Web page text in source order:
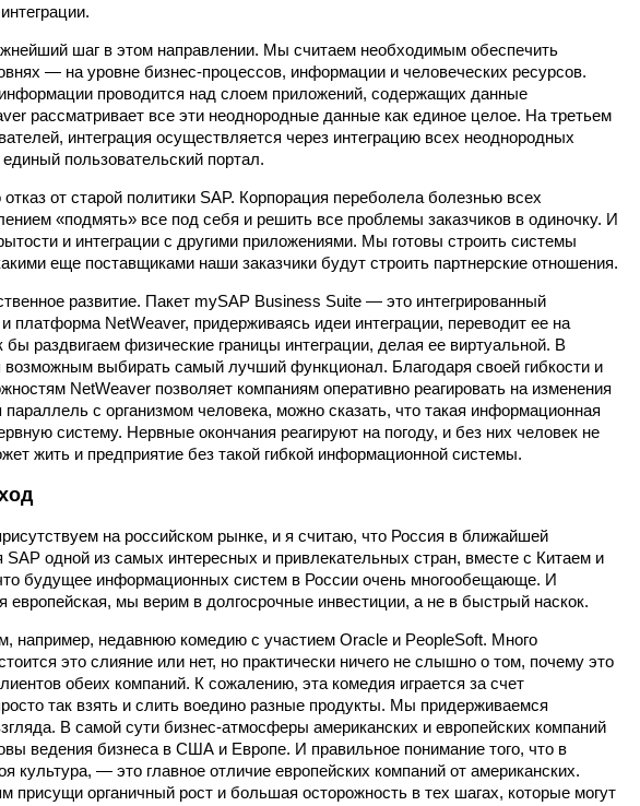
шаг в этом направлении. Мы считаем необходимым обеспечить
— на уровне бизнес-процессов, информации и человеческих ресурсов.
проводится над слоем приложений, содержащих данные
рассматривает все эти неоднородные данные как единое целое. На третьем
интеграция осуществляется через интеграцию всех неоднородных
пользовательский портал.
от старой политики SAP. Корпорация переболела болезнью всех
«подмять» все под себя и решить все проблемы заказчиков в одиночку. И
и интеграции с другими приложениями. Мы готовы строить системы
еще поставщиками наши заказчики будут строить партнерские отношения.
развитие. Пакет mySAP Business Suite — это интегрированный
платформа NetWeaver, придерживаясь идеи интеграции, переводит ее на
раздвигаем физические границы интеграции, делая ее виртуальной. В
возможным выбирать самый лучший функционал. Благодаря своей гибкости и
NetWeaver позволяет компаниям оперативно реагировать на изменения
с организмом человека, можно сказать, что такая информационная
систему. Нервные окончания реагируют на погоду, и без них человек не
жить и предприятие без такой гибкой информационной системы.
на российском рынке, и я считаю, что Россия в ближайшей
SAP одной из самых интересных и привлекательных стран, вместе с Китаем и
будущее информационных систем в России очень многообещающе. И
европейская, мы верим в долгосрочные инвестиции, а не в быстрый наскок.
например, недавнюю комедию с участием Oracle и PeopleSoft. Много
это слияние или нет, но практически ничего не слышно о том, почему это
обеих компаний. К сожалению, эта комедия играется за счет
так взять и слить воедино разные продукты. Мы придерживаемся
В самой сути бизнес-атмосферы американских и европейских компаний
ведения бизнеса в США и Европе. И правильное понимание того, что в
культура, — это главное отличие европейских компаний от американских.
присущи органичный рост и большая осторожность в тех шагах, которые могут